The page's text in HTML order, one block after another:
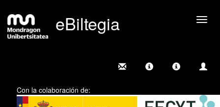
eBiltegia
Con la colaboración de: